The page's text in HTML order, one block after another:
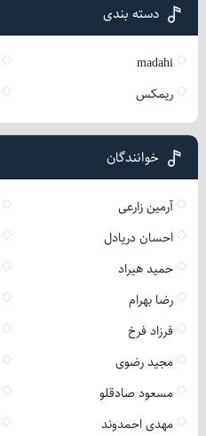
دسته بندی
madahi
ریمکس
خوانندگان
آرمین زارعی
احسان دریادل
حمید هیراد
رضا بهرام
فرزاد فرخ
مجید رضوی
مسعود صادقلو
مهدی احمدوند